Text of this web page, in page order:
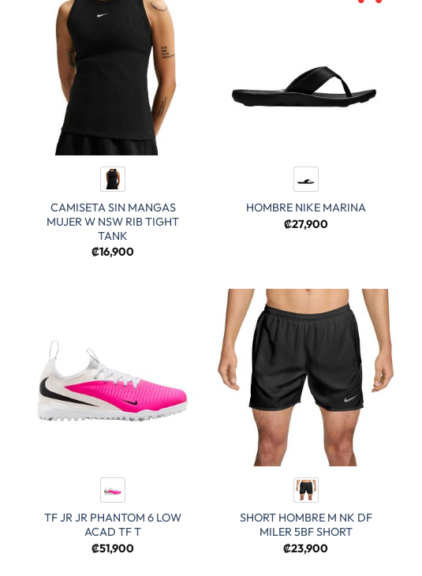
CAMISETA SIN MANGAS
MUJER W NSW RIB TIGHT
TANK
₡16,900
HOMBRE NIKE MARINA
₡27,900
TF JR JR PHANTOM 6 LOW
ACAD TF T
₡51,900
SHORT HOMBRE M NK DF
MILER 5BF SHORT
₡23,900